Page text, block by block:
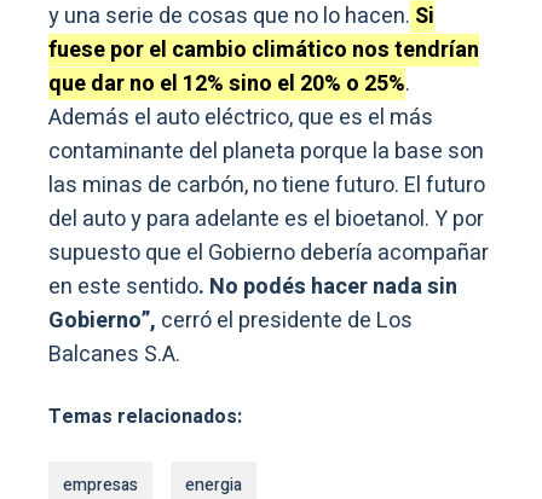
y una serie de cosas que no lo hacen. Si
fuese por el cambio climático nos tendrían
que dar no el 12% sino el 20% o 25%.
Además el auto eléctrico, que es el más
contaminante del planeta porque la base son
las minas de carbón, no tiene futuro. El futuro
del auto y para adelante es el bioetanol. Y por
supuesto que el Gobierno debería acompañar
en este sentido. No podés hacer nada sin
Gobierno”, cerró el presidente de Los
Balcanes S.A.
Temas relacionados:
empresas energia